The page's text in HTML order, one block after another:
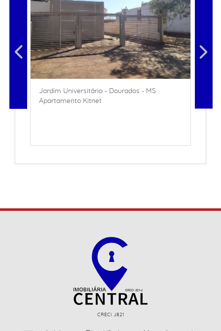
Jardim Universitário - Dourados - MS
Apartamento Kitnet
CRECI J821